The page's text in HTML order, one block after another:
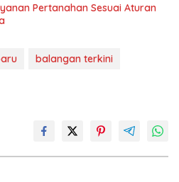
Pertanahan Sesuai Aturan
balangan terkini